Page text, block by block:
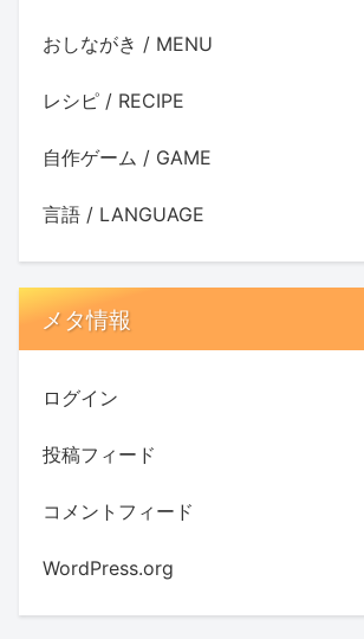
おしながき / MENU
レシピ / RECIPE
自作ゲーム / GAME
言語 / LANGUAGE
メタ情報
ログイン
投稿フィード
コメントフィード
WordPress.org